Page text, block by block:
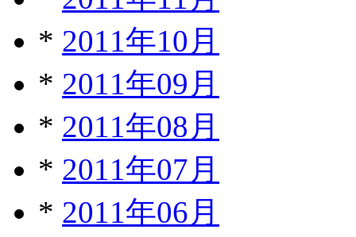
* 2011年10月
* 2011年09月
* 2011年08月
* 2011年07月
* 2011年06月